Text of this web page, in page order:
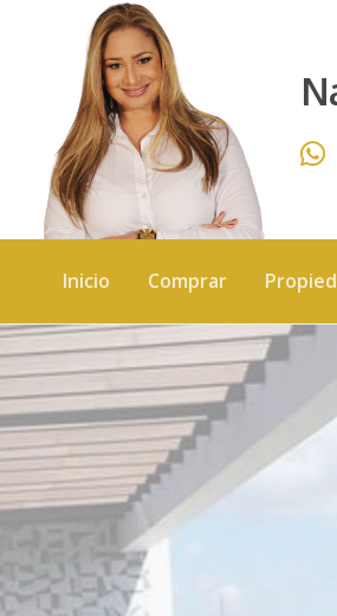
Inicio Comprar
🌟 Alquilo Apartamento Amueblado